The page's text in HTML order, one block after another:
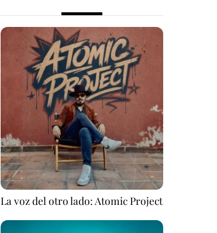
La voz del otro lado: Atomic Project